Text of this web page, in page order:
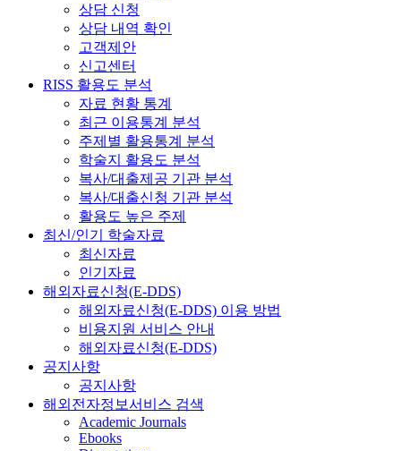
상담 신청
상담 내역 확인
고객제안
신고센터
RISS 활용도 분석
자료 현황 통계
최근 이용통계 분석
주제별 활용통계 분석
학술지 활용도 분석
복사/대출제공 기관 분석
복사/대출신청 기관 분석
활용도 높은 주제
최신/인기 학술자료
최신자료
인기자료
해외자료신청(E-DDS)
해외자료신청(E-DDS) 이용 방법
비용지원 서비스 안내
해외자료신청(E-DDS)
공지사항
공지사항
해외전자정보서비스 검색
Academic Journals
Ebooks